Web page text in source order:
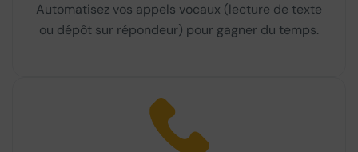
Automatisez vos appels vocaux (lecture de texte
ou dépôt sur répondeur) pour gagner du temps.